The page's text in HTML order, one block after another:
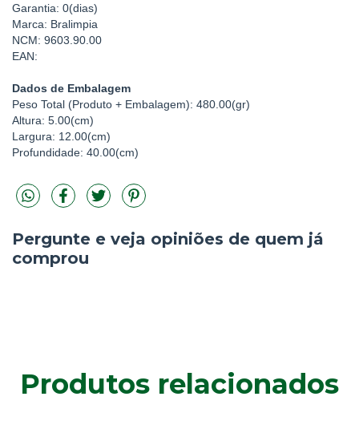
Garantia: 0(dias)
Marca: Bralimpia
NCM: 9603.90.00
EAN:
Dados de Embalagem
Peso Total (Produto + Embalagem): 480.00(gr)
Altura: 5.00(cm)
Largura: 12.00(cm)
Profundidade: 40.00(cm)
Pergunte e veja opiniões de quem já
comprou
Produtos relacionados